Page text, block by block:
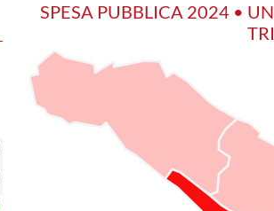
SPESA PUBBLICA 2024 •